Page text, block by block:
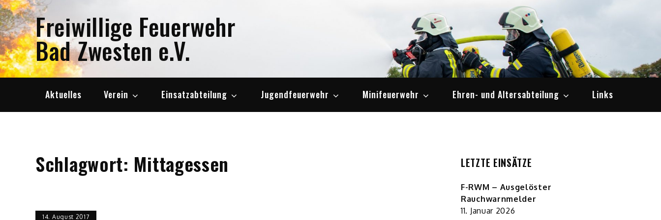
Skip
to
content Freiwillige Feuerwehr
Bad Zwesten e.V.
Aktuelles Verein Einsatzabteilung Jugendfeuerwehr Minifeuerwehr Ehren- und Altersabteilung Links
Schlagwort: Mittagessen
14. August 2017
LETZTE EINSÄTZE
F-RWM – Ausgelöster
Rauchwarnmelder
11. Januar 2026